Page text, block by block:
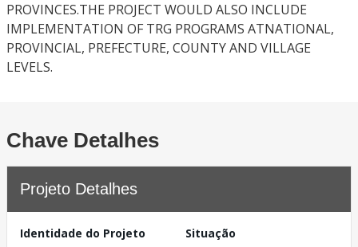
PROVINCES.THE PROJECT WOULD ALSO INCLUDE
IMPLEMENTATION OF TRG PROGRAMS ATNATIONAL,
PROVINCIAL, PREFECTURE, COUNTY AND VILLAGE
LEVELS.
Chave Detalhes
Projeto Detalhes
Identidade do Projeto
Situação